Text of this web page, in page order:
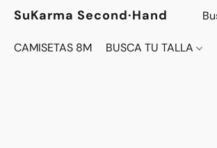
SuKarma Second·Hand
CAMISETAS 8M BUSCA TU TALLA